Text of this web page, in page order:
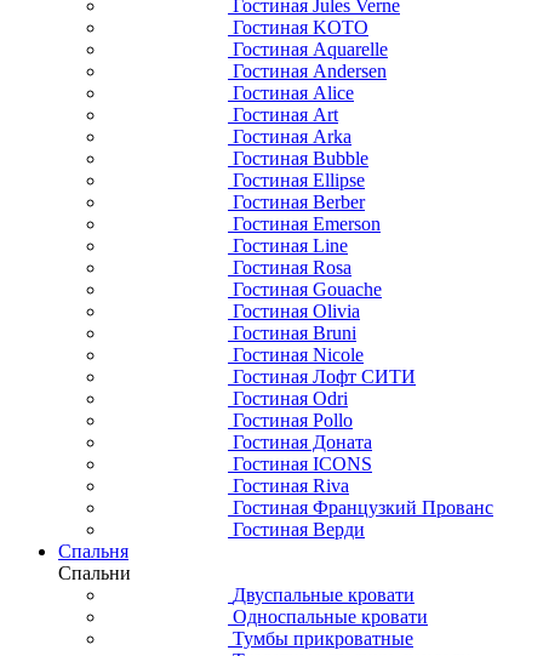
Гостиная Jules Verne
Гостиная KOTO
Гостиная Aquarelle
Гостиная Andersen
Гостиная Alice
Гостиная Art
Гостиная Arka
Гостиная Bubble
Гостиная Ellipse
Гостиная Berber
Гостиная Emerson
Гостиная Line
Гостиная Rosa
Гостиная Gouache
Гостиная Olivia
Гостиная Bruni
Гостиная Nicole
Гостиная Лофт СИТИ
Гостиная Odri
Гостиная Pollo
Гостиная Доната
Гостиная ICONS
Гостиная Riva
Гостиная Французкий Прованс
Гостиная Верди
Спальня
Спальни
Двуспальные кровати
Односпальные кровати
Тумбы прикроватные